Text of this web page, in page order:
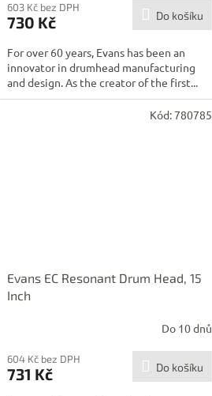
603 Kč bez DPH
730 Kč Do košíku
For over 60 years, Evans has been an
innovator in drumhead manufacturing
and design. As the creator of the first...
Evans EC Resonant Drum Head, 15
Inch
Do 10 dnů
604 Kč bez DPH
731 Kč Do košíku
Kód:780785